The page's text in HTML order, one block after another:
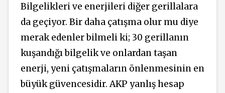
Bilgelikleri ve enerjileri diğer gerillalara
da geçiyor. Bir daha çatışma olur mu diye
merak edenler bilmeli ki; 30 gerillanın
kuşandığı bilgelik ve onlardan taşan
enerji, yeni çatışmaların önlenmesinin en
büyük güvencesidir. AKP yanlış hesap